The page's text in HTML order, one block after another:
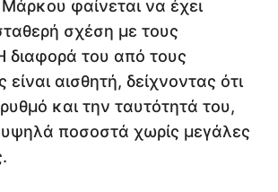
φαίνεται να έχει
σχέση με τους
διαφορά του από τους
αισθητή, δείχνοντας ότι
ρυθμό και την ταυτότητά του,
ποσοστά χωρίς μεγάλες